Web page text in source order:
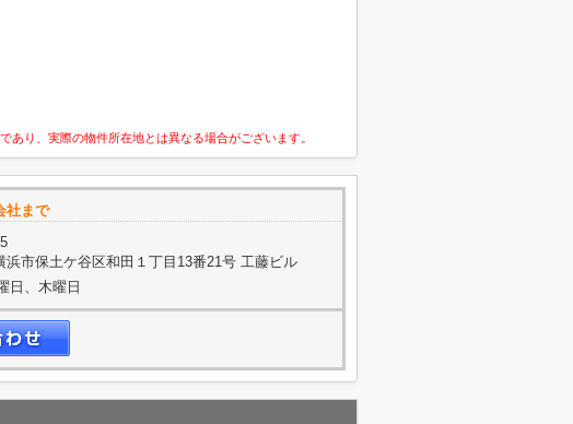
り、実際の物件所在地とは異なる場合がございます。
社まで
浜市保土ケ谷区和田１丁目13番21号 工藤ビル
日、木曜日